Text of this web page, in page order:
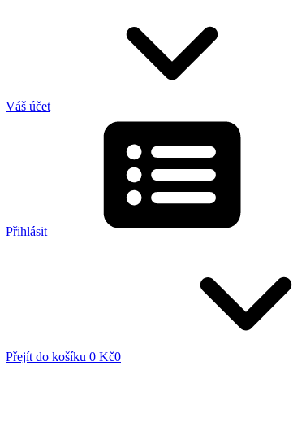
Váš účet
Přihlásit
Přejít do košíku 0 Kč0